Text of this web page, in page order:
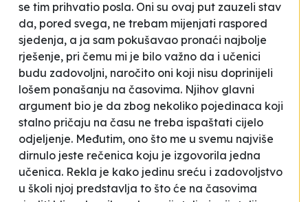
se tim prihvatio posla. Oni su ovaj put zauzeli stav
da, pored svega, ne trebam mijenjati raspored
sjedenja, a ja sam pokušavao pronaći najbolje
rješenje, pri čemu mi je bilo važno da i učenici
budu zadovoljni, naročito oni koji nisu doprinijeli
lošem ponašanju na časovima. Njihov glavni
argument bio je da zbog nekoliko pojedinaca koji
stalno pričaju na času ne treba ispaštati cijelo
odjeljenje. Međutim, ono što me u svemu najviše
dirnulo jeste rečenica koju je izgovorila jedna
učenica. Rekla je kako jedinu sreću i zadovoljstvo
u školi njoj predstavlja to što će na časovima